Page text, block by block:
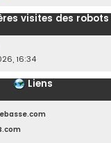
visites des robots
16:34
Liens